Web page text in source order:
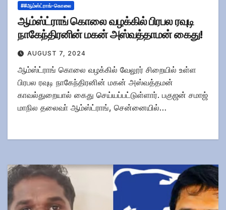
##ஆம்ஸ்ட்ராங்-கொலை
ஆம்ஸ்ட்ராங் கொலை வழக்கில் பிரபல ரவுடி
நாகேந்திரனின் மகன் அஸ்வத்தாமன் கைது!
AUGUST 7, 2024
ஆம்ஸ்ட்ராங் கொலை வழக்கில் வேலூர் சிறையில் உள்ள
பிரபல ரவுடி நாகேந்திரனின் மகன் அஸ்வத்தமன்
காவல்துறையால் கைது செய்யப்பட்டுள்ளார். பகுஜன் சமாஜ்
மாநில தலைவா் ஆம்ஸ்ட்ராங், சென்னையில்…